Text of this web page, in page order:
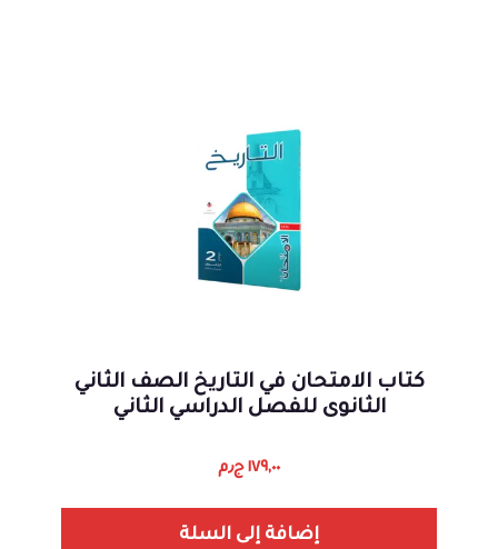
كتاب الامتحان في التاريخ الصف الثاني
الثانوى للفصل الدراسي الثاني
١٧٩,٠٠ ج٫م
إضافة إلى السلة